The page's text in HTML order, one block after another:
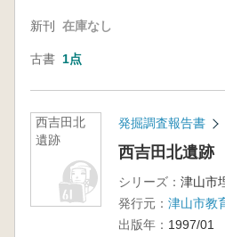
新刊 在庫なし
古書 1点
西吉田北
遺跡
発掘調査報告書
西吉田北遺跡
シリーズ：
発行元： 津山市教
出版年： 1997/01